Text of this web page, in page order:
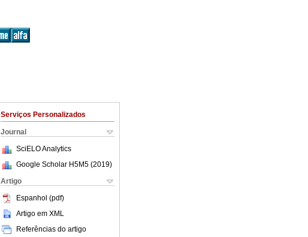
Serviços Personalizados
Journal
SciELO Analytics
Google Scholar H5M5 (2019)
Artigo
Espanhol (pdf)
Artigo em XML
Referências do artigo